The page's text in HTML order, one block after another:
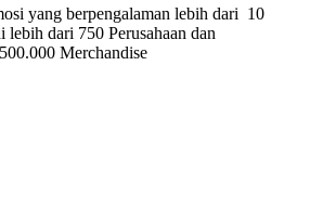
yang berpengalaman lebih dari 10
dari 750 Perusahaan dan
Merchandise